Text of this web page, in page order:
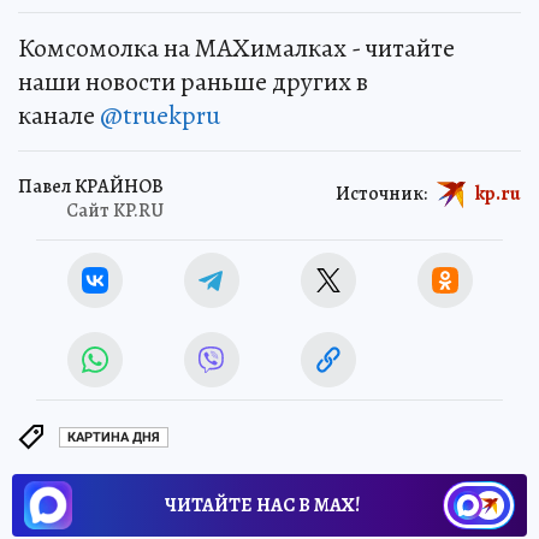
Комсомолка на MAXималках - читайте
наши новости раньше других в
канале @truekpru
Павел КРАЙНОВ
Сайт KP.RU
Источник: kp.ru
КАРТИНА ДНЯ
ЧИТАЙТЕ НАС В МАХ!